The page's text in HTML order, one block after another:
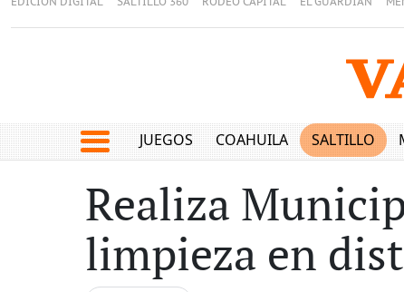
JUEGOS COAHUILA SALTILLO
Realiza
limpieza en